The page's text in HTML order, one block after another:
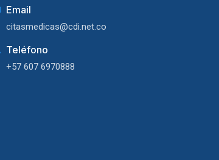
Email
citasmedicas@cdi.net.co
Teléfono
+57 607 6970888